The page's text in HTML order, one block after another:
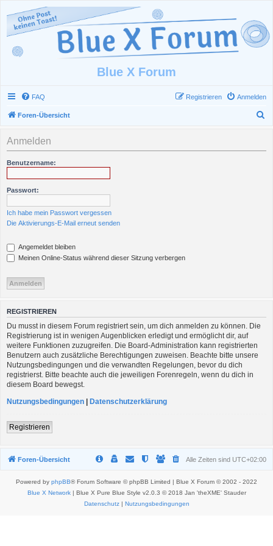
Blue X Forum
FAQ Anmelden
Registrieren
Foren-Übersicht
Anmelden
Benutzername:
Passwort:
Ich habe mein Passwort vergessen
Die Aktivierungs-E-Mail erneut senden
Angemeldet bleiben
Meinen Online-Status während dieser Sitzung verbergen
REGISTRIEREN
Du musst in diesem Forum registriert sein, um dich anmelden zu können. Die
Registrierung ist in wenigen Augenblicken erledigt und ermöglicht dir, auf
weitere Funktionen zuzugreifen. Die Board-Administration kann registrierten
Benutzern auch zusätzliche Berechtigungen zuweisen. Beachte bitte unsere
Nutzungsbedingungen und die verwandten Regelungen, bevor du dich
registrierst. Bitte beachte auch die jeweiligen Forenregeln, wenn du dich in
diesem Board bewegst.
Nutzungsbedingungen | Datenschutzerklärung
Registrieren
Foren-Übersicht Alle Zeiten sind UTC+02:00
Powered by phpBB® Forum Software © phpBB Limited | Blue X Forum © 2002 - 2022
Blue X Network| Blue X Pure Blue Style v2.0.3 © 2018 Jan 'theXME' Stauder
Datenschutz| Nutzungsbedingungen